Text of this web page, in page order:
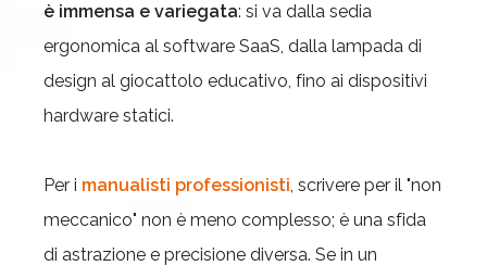
è immensa e variegata: si va dalla sedia
ergonomica al software SaaS, dalla lampada di
design al giocattolo educativo, fino ai dispositivi
hardware statici.
Per i manualisti professionisti, scrivere per il "non
meccanico" non è meno complesso; è una sfida
di astrazione e precisione diversa. Se in un